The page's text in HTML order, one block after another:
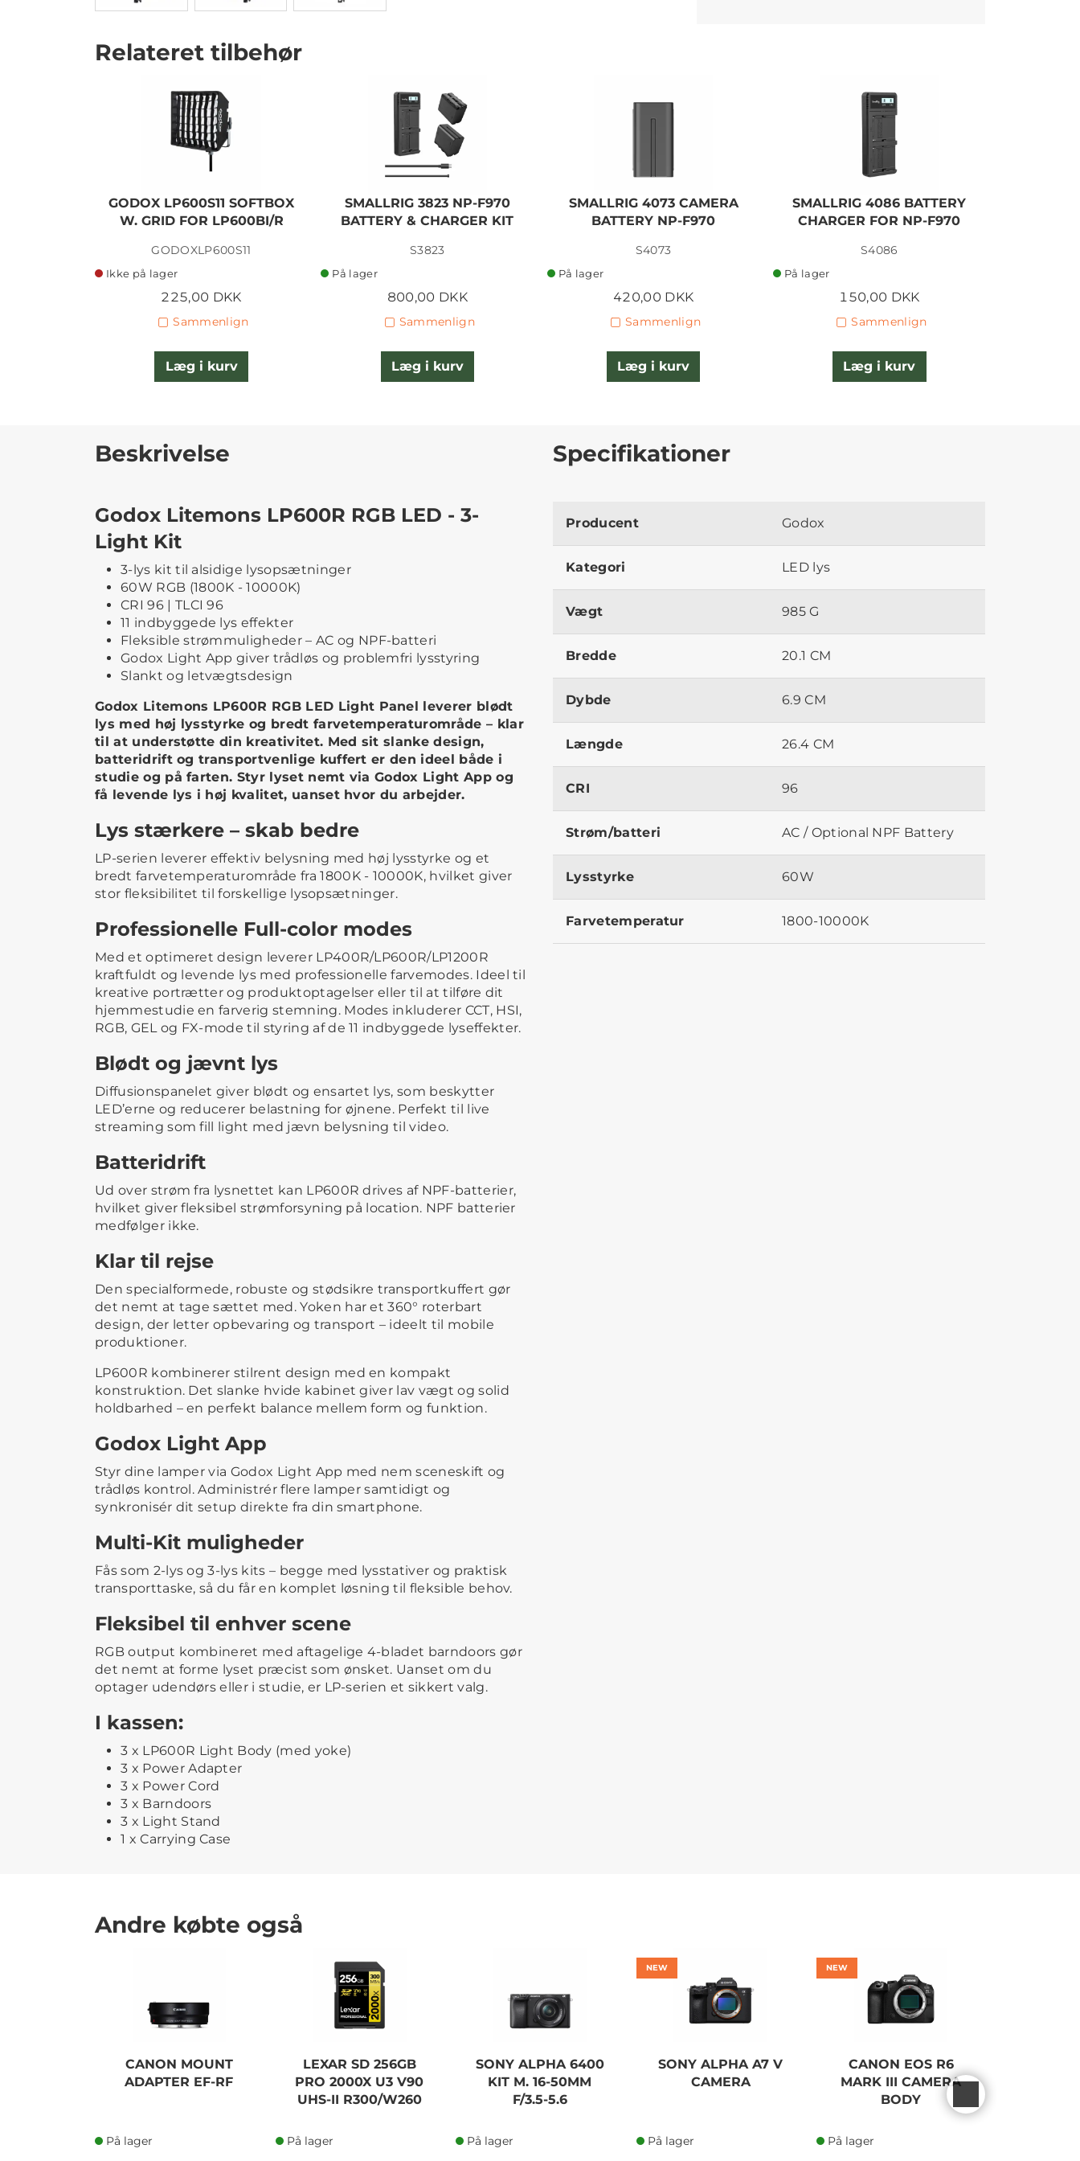
Relateret tilbehør
GODOX LP600S11 SOFTBOX
W. GRID FOR LP600BI/R
GODOXLP600S11
Ikke på lager
225,00 DKK
Sammenlign
Læg i kurv
SMALLRIG 3823 NP-F970
BATTERY & CHARGER KIT
S3823
På lager
800,00 DKK
Sammenlign
Læg i kurv
SMALLRIG 4073 CAMERA
BATTERY NP-F970
S4073
På lager
420,00 DKK
Sammenlign
Læg i kurv
SMALLRIG 4086 BATTERY
CHARGER FOR NP-F970
S4086
På lager
150,00 DKK
Sammenlign
Læg i kurv
Beskrivelse
Godox Litemons LP600R RGB LED - 3-
Light Kit
3-lys kit til alsidige lysopsætninger
60W RGB (1800K - 10000K)
CRI 96 | TLCI 96
11 indbyggede lys effekter
Fleksible strøm­muligheder – AC og NPF-batteri
Godox Light App giver trådløs og problemfri lysstyring
Slankt og letvægtsdesign
Godox Litemons LP600R RGB LED Light Panel leverer blødt
lys med høj lysstyrke og bredt farvetemperaturområde – klar
til at understøtte din kreativitet. Med sit slanke design,
batteridrift og transportvenlige kuffert er den ideel både i
studie og på farten. Styr lyset nemt via Godox Light App og
få levende lys i høj kvalitet, uanset hvor du arbejder.
Lys stærkere – skab bedre
LP-serien leverer effektiv belysning med høj lysstyrke og et
bredt farvetemperaturområde fra 1800K - 10000K, hvilket giver
stor fleksibilitet til forskellige lysopsætninger.
Professionelle Full-color modes
Med et optimeret design leverer LP400R/LP600R/LP1200R
kraftfuldt og levende lys med professionelle farvemodes. Ideel til
kreative portrætter og produktoptagelser eller til at tilføre dit
hjemmestudie en farverig stemning. Modes inkluderer CCT, HSI,
RGB, GEL og FX-mode til styring af de 11 indbyggede lyseffekter.
Blødt og jævnt lys
Diffusionspanelet giver blødt og ensartet lys, som beskytter
LED’erne og reducerer belastning for øjnene. Perfekt til live
streaming som fill light med jævn belysning til video.
Batteridrift
Ud over strøm fra lysnettet kan LP600R drives af NPF-batterier,
hvilket giver fleksibel strømforsyning på location. NPF batterier
medfølger ikke.
Klar til rejse
Den specialformede, robuste og stødsikre transportkuffert gør
det nemt at tage sættet med. Yoken har et 360° roterbart
design, der letter opbevaring og transport – ideelt til mobile
produktioner.
LP600R kombinerer stilrent design med en kompakt
konstruktion. Det slanke hvide kabinet giver lav vægt og solid
holdbarhed – en perfekt balance mellem form og funktion.
Godox Light App
Styr dine lamper via Godox Light App med nem sceneskift og
trådløs kontrol. Administrér flere lamper samtidigt og
synkronisér dit setup direkte fra din smartphone.
Multi-Kit muligheder
Fås som 2-lys og 3-lys kits – begge med lysstativer og praktisk
transporttaske, så du får en komplet løsning til fleksible behov.
Fleksibel til enhver scene
RGB output kombineret med aftagelige 4-bladet barndoors gør
det nemt at forme lyset præcist som ønsket. Uanset om du
optager udendørs eller i studie, er LP-serien et sikkert valg.
I kassen:
3 x LP600R Light Body (med yoke)
3 x Power Adapter
3 x Power Cord
3 x Barndoors
3 x Light Stand
1 x Carrying Case
Specifikationer
Producent Godox
Kategori LED lys
Vægt 985 G
Bredde 20.1 CM
Dybde 6.9 CM
Længde 26.4 CM
CRI 96
Strøm/batteri AC / Optional NPF Battery
Lysstyrke 60W
Farvetemperatur 1800-10000K
Andre købte også
CANON MOUNT
ADAPTER EF-RF
På lager
LEXAR SD 256GB
PRO 2000X U3 V90
UHS-II R300/W260
På lager
SONY ALPHA 6400
KIT M. 16-50MM
F/3.5-5.6
På lager
NEW
SONY ALPHA A7 V
CAMERA
På lager
NEW
CANON EOS R6
MARK III CAMERA
BODY
På lager